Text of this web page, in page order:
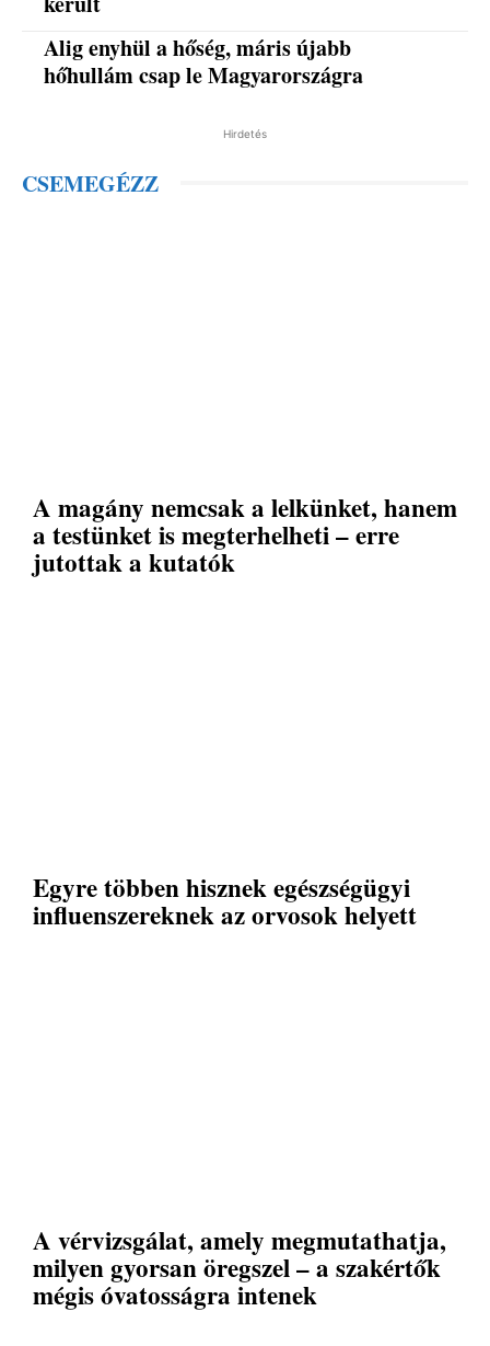
Alig enyhül a hőség, máris újabb
hőhullám csap le Magyarországra
Hirdetés
CSEMEGÉZZ
A magány nemcsak a lelkünket, hanem
a testünket is megterhelheti – erre
jutottak a kutatók
Egyre többen hisznek egészségügyi
influenszereknek az orvosok helyett
A vérvizsgálat, amely megmutathatja,
milyen gyorsan öregszel – a szakértők
mégis óvatosságra intenek